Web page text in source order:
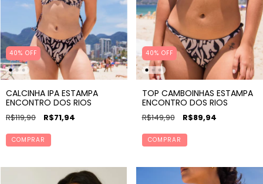
40% OFF
CALCINHA IPA ESTAMPA
ENCONTRO DOS RIOS
R$119,90 R$71,94
COMPRAR
40% OFF
TOP CAMBOINHAS ESTAMPA
ENCONTRO DOS RIOS
R$149,90 R$89,94
COMPRAR